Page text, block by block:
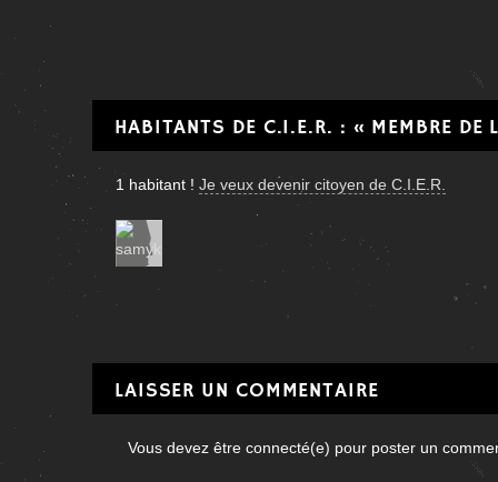
HABITANTS DE C.I.E.R. : « MEMBRE DE
1 habitant ! Je veux devenir citoyen de C.I.E.R.
LAISSER UN COMMENTAIRE
Vous devez être connecté(e) pour poster un